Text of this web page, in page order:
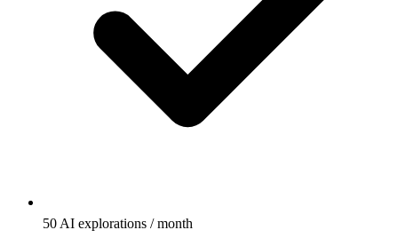
50 AI explorations / month